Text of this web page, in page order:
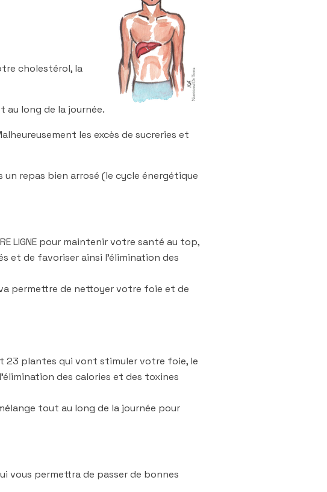
cholestérol, la
long de la journée.
les excès de sucreries et
un repas bien arrosé (le cycle énergétique
LIGNE pour maintenir votre santé au top,
et de favoriser ainsi l’élimination des
va permettre de nettoyer votre foie et de
23 plantes qui vont stimuler votre foie, le
des calories et des toxines
tout au long de la journée pour
vous permettra de passer de bonnes